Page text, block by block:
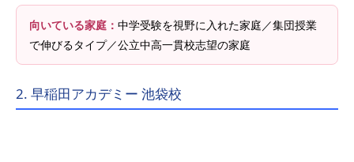
向いている家庭： 中学受験を視野に入れた家庭／集団授業
で伸びるタイプ／公立中高一貫校志望の家庭
2. 早稲田アカデミー 池袋校